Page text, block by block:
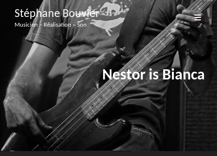
Stéphane Bouvier
Musicien – Réalisation – Son
Nestor is Bianca